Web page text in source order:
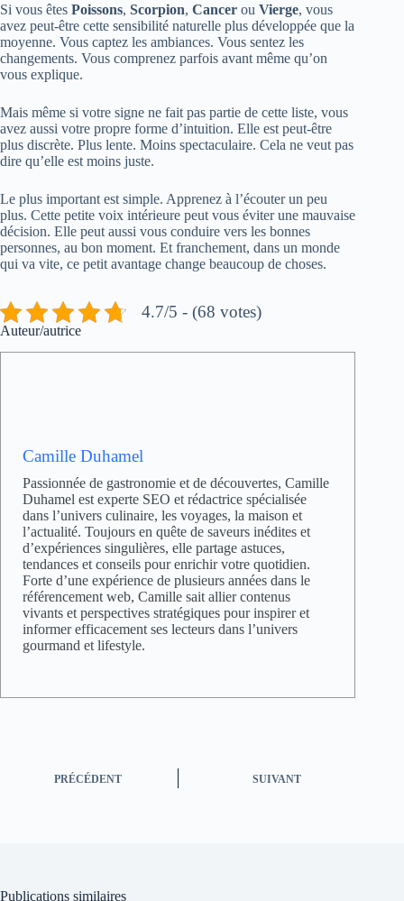
Si vous êtes Poissons, Scorpion, Cancer ou Vierge, vous
avez peut-être cette sensibilité naturelle plus développée que la
moyenne. Vous captez les ambiances. Vous sentez les
changements. Vous comprenez parfois avant même qu’on
vous explique.
Mais même si votre signe ne fait pas partie de cette liste, vous
avez aussi votre propre forme d’intuition. Elle est peut-être
plus discrète. Plus lente. Moins spectaculaire. Cela ne veut pas
dire qu’elle est moins juste.
Le plus important est simple. Apprenez à l’écouter un peu
plus. Cette petite voix intérieure peut vous éviter une mauvaise
décision. Elle peut aussi vous conduire vers les bonnes
personnes, au bon moment. Et franchement, dans un monde
qui va vite, ce petit avantage change beaucoup de choses.
4.7/5 - (68 votes)
Auteur/autrice
Camille Duhamel
Passionnée de gastronomie et de découvertes, Camille
Duhamel est experte SEO et rédactrice spécialisée
dans l’univers culinaire, les voyages, la maison et
l’actualité. Toujours en quête de saveurs inédites et
d’expériences singulières, elle partage astuces,
tendances et conseils pour enrichir votre quotidien.
Forte d’une expérience de plusieurs années dans le
référencement web, Camille sait allier contenus
vivants et perspectives stratégiques pour inspirer et
informer efficacement ses lecteurs dans l’univers
gourmand et lifestyle.
PRÉCÉDENT SUIVANT
Publications similaires